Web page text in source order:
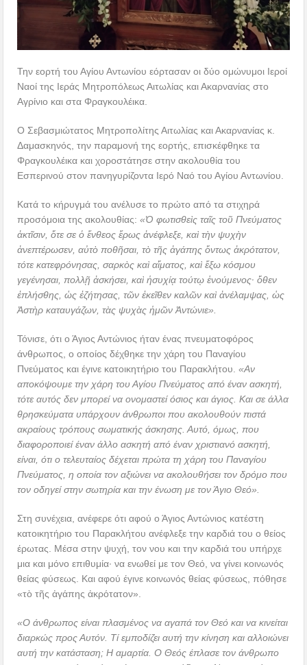
Την εορτή του Αγίου Αντωνίου εόρτασαν οι δύο ομώνυμοι Ιεροί
Ναοί της Ιεράς Μητροπόλεως Αιτωλίας και Ακαρνανίας στο
Αγρίνιο και στα Φραγκουλέικα.
Ο Σεβασμιώτατος Μητροπολίτης Αιτωλίας και Ακαρνανίας κ.
Δαμασκηνός, την παραμονή της εορτής, επισκέφθηκε τα
Φραγκουλέικα και χοροστάτησε στην ακολουθία του
Εσπερινού στον πανηγυρίζοντα Ιερό Ναό του Αγίου Αντωνίου.
Κατά το κήρυγμά του ανέλυσε το πρώτο από τα στιχηρά
προσόμοια της ακολουθίας:«Ὁ φωτισθεὶς ταῖς τοῦ Πνεύματος
ἀκτῖσιν, ὅτε σε ὁ ἔνθεος ἔρως ἀνέφλεξε, καὶ τὴν ψυχὴν
ἀνεπτέρωσεν, αὐτὸ ποθῆσαι, τὸ τῆς ἀγάπης ὄντως ἀκρότατον,
τότε κατεφρόνησας, σαρκὸς καὶ αἵματος, καὶ ἔξω κόσμου
γεγένησαι, πολλῇ ἀσκήσει, καὶ ἡσυχίᾳ τούτῳ ἑνούμενος· ὅθεν
ἐπλήσθης, ὡς ἐζήτησας, τῶν ἐκεῖθεν καλῶν καὶ ἀνέλαμψας, ὡς
Ἀστὴρ καταυγάζων, τὰς ψυχὰς ἡμῶν Ἀντώνιε».
Τόνισε, ότι ο Άγιος Αντώνιος ήταν ένας πνευματοφόρος
άνθρωπος, ο οποίος δέχθηκε την χάρη του Παναγίου
Πνεύματος και έγινε κατοικητήριο του Παρακλήτου.«Αν
αποκόψουμε την χάρη του Αγίου Πνεύματος από έναν ασκητή,
τότε αυτός δεν μπορεί να ονομαστεί όσιος και άγιος. Και σε άλλα
θρησκεύματα υπάρχουν άνθρωποι που ακολουθούν πιστά
ακραίους τρόπους σωματικής άσκησης. Αυτό, όμως, που
διαφοροποιεί έναν άλλο ασκητή από έναν χριστιανό ασκητή,
είναι, ότι ο τελευταίος δέχεται πρώτα τη χάρη του Παναγίου
Πνεύματος, η οποία τον αξιώνει να ακολουθήσει τον δρόμο που
τον οδηγεί στην σωτηρία και την ένωση με τον Άγιο Θεό».
Στη συνέχεια, ανέφερε ότι αφού ο Άγιος Αντώνιος κατέστη
κατοικητήριο του Παρακλήτου ανέφλεξε την καρδιά του ο θείος
έρωτας. Μέσα στην ψυχή, τον νου και την καρδιά του υπήρχε
μια και μόνο επιθυμία· να ενωθεί με τον Θεό, να γίνει κοινωνός
θείας φύσεως. Και αφού έγινε κοινωνός θείας φύσεως, πόθησε
«τὸ τῆς ἀγάπης ἀκρότατον».
«Ο άνθρωπος είναι πλασμένος να αγαπά τον Θεό και να κινείται
διαρκώς προς Αυτόν. Τί εμποδίζει αυτή την κίνηση και αλλοιώνει
αυτή την κατάσταση; Η αμαρτία. Ο Θεός έπλασε τον άνθρωπο